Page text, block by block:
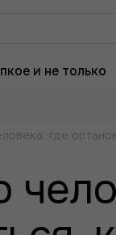
и не только
где